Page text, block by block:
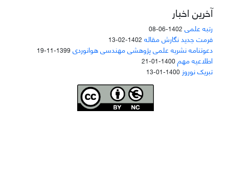
آخرین اخبار
رتبه علمی 1402-06-08
فرمت جدید نگارش مقاله 1402-02-13
دعوتنامه نشریه علمی پژوهشی مهندسی هوانوردی1399-11-19
اطلاعیه مهم1400-01-21
تبریک نوروز 1400-01-13